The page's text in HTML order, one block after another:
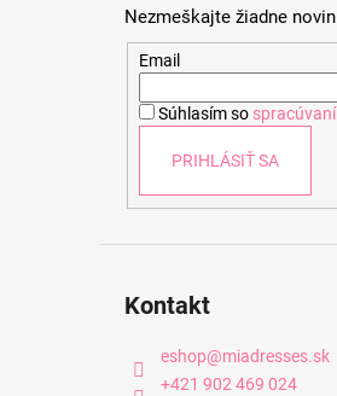
Nezmeškajte žiadne
Email
Súhlasím so
PRIHLÁSIŤ SA
Kontakt
eshop@miadresses.sk
+421 902 469 024